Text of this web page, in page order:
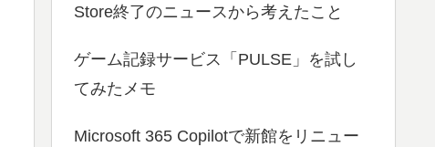
Store終了のニュースから考えたこと
ゲーム記録サービス「PULSE」を試し
てみたメモ
Microsoft 365 Copilotで新館をリニュー